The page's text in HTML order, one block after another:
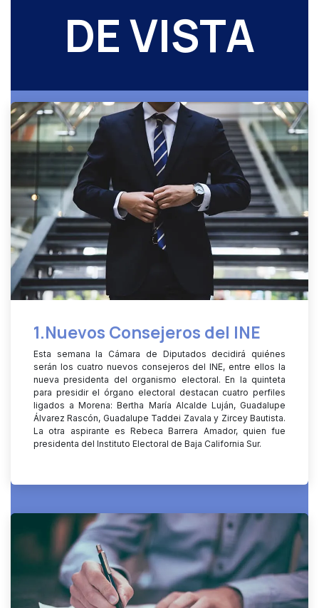
DE VISTA
1.Nuevos Consejeros del INE
Esta semana la Cámara de Diputados decidirá quiénes
serán los cuatro nuevos consejeros del INE, entre ellos la
nueva presidenta del organismo electoral. En la quinteta
para presidir el órgano electoral destacan cuatro perfiles
ligados a Morena: Bertha María Alcalde Luján, Guadalupe
Álvarez Rascón, Guadalupe Taddei Zavala y Zircey Bautista.
La otra aspirante es Rebeca Barrera Amador, quien fue
presidenta del Instituto Electoral de Baja California Sur.